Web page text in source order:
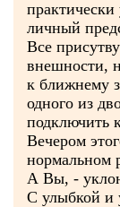
практически
личный
Все
внешности,
к ближнему
одного из
подключить
Вечером
нормальном
А Вы, -
С улыбкой и